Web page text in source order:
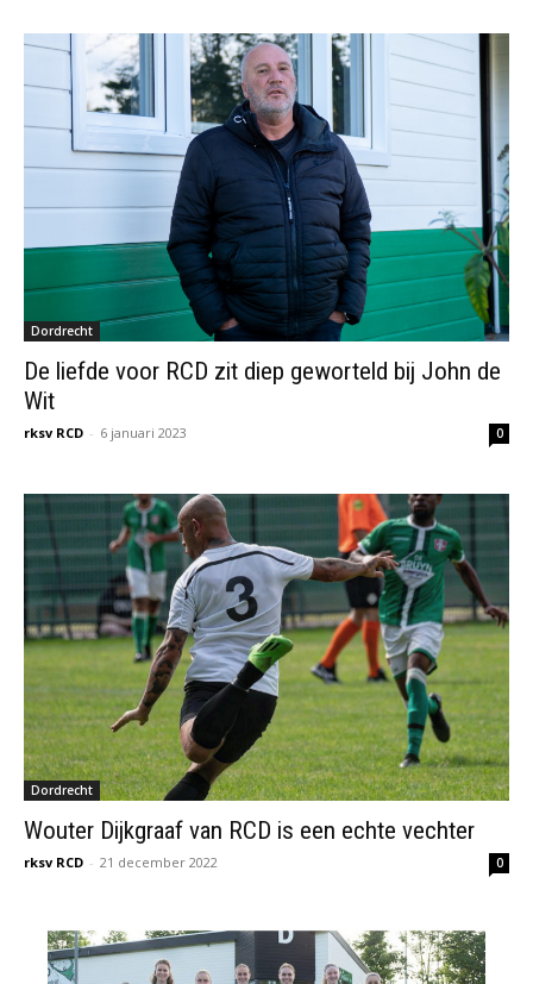
Dordrecht
De liefde voor RCD zit diep geworteld bij John de
Wit
rksv RCD - 6 januari 2023 0
Dordrecht
Wouter Dijkgraaf van RCD is een echte vechter
rksv RCD - 21 december 2022 0